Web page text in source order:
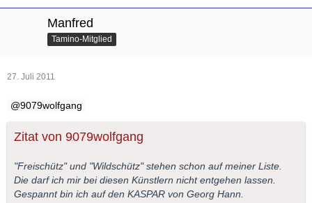
Manfred
Tamino-Mitglied
27. Juli 2011
9079wolfgang
Zitat von 9079wolfgang
"Freischütz" und "Wildschütz" stehen schon auf meiner Liste.
Die darf ich mir bei diesen Künstlern nicht entgehen lassen.
Gespannt bin ich auf den KASPAR von Georg Hann.